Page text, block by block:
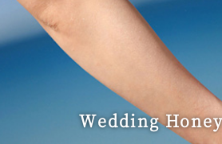
Wedding